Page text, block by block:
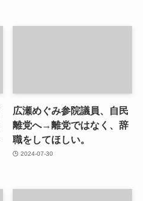
広瀬めぐみ参院議員、自民
離党へ→離党ではなく、辞
職をしてほしい。
2024-07-30